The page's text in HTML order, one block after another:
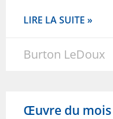
LIRE LA SUITE »
Burton LeDoux
Œuvre du mois